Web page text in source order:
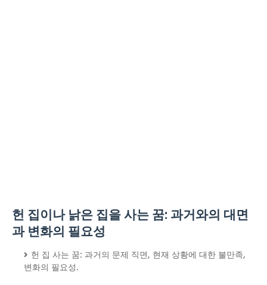
헌 집이나 낡은 집을 사는 꿈: 과거와의 대면
과 변화의 필요성
헌 집 사는 꿈: 과거의 문제 직면, 현재 상황에 대한 불만족,
변화의 필요성.